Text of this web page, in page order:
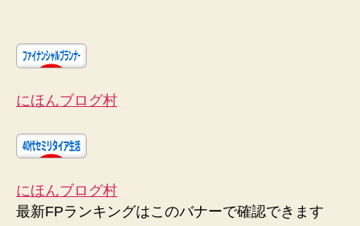
にほんブログ村
にほんブログ村
最新FPランキングはこのバナーで確認できます